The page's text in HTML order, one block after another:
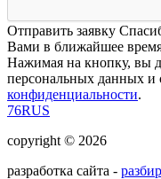
Отправить заявку
Вами в ближайшее
Нажимая на кнопку, вы
персональных данных и
конфиденциальности.
76RUS
copyright © 2026
разработка сайта -